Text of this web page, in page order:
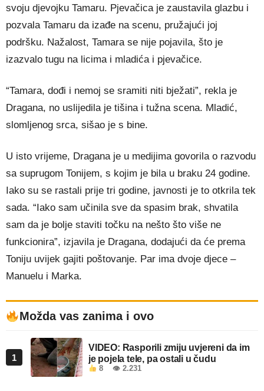
svoju djevojku Tamaru. Pjevačica je zaustavila glazbu i
pozvala Tamaru da izađe na scenu, pružajući joj
podršku. Nažalost, Tamara se nije pojavila, što je
izazvalo tugu na licima i mladića i pjevačice.
“Tamara, dođi i nemoj se sramiti niti bježati”, rekla je
Dragana, no uslijedila je tišina i tužna scena. Mladić,
slomljenog srca, sišao je s bine.
U isto vrijeme, Dragana je u medijima govorila o razvodu
sa suprugom Tonijem, s kojim je bila u braku 24 godine.
Iako su se rastali prije tri godine, javnosti je to otkrila tek
sada. “Iako sam učinila sve da spasim brak, shvatila
sam da je bolje staviti točku na nešto što više ne
funkcionira”, izjavila je Dragana, dodajući da će prema
Toniju uvijek gajiti poštovanje. Par ima dvoje djece –
Manuelu i Marka.
Možda vas zanima i ovo
1
VIDEO: Rasporili zmiju uvjereni da im
je pojela tele, pa ostali u čudu
8 👁 2.231